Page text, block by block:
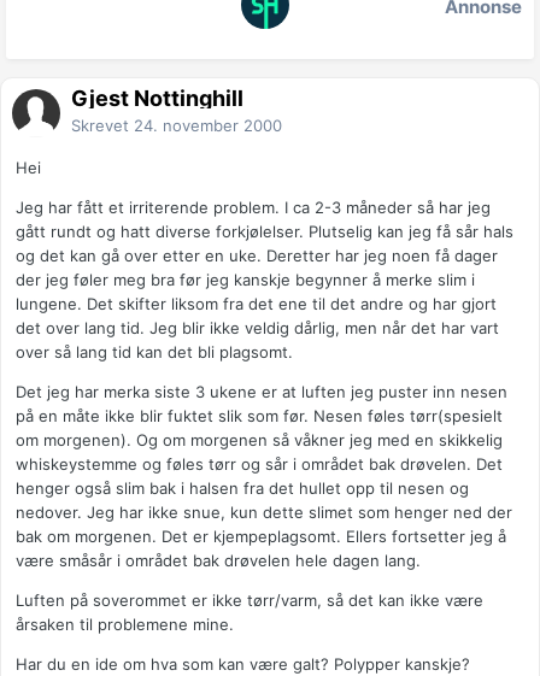
Annonse
Gjest Nottinghill
Skrevet 24. november 2000
Hei
Jeg har fått et irriterende problem. I ca 2-3 måneder så har jeg
gått rundt og hatt diverse forkjølelser. Plutselig kan jeg få sår hals
og det kan gå over etter en uke. Deretter har jeg noen få dager
der jeg føler meg bra før jeg kanskje begynner å merke slim i
lungene. Det skifter liksom fra det ene til det andre og har gjort
det over lang tid. Jeg blir ikke veldig dårlig, men når det har vart
over så lang tid kan det bli plagsomt.
Det jeg har merka siste 3 ukene er at luften jeg puster inn nesen
på en måte ikke blir fuktet slik som før. Nesen føles tørr(spesielt
om morgenen). Og om morgenen så våkner jeg med en skikkelig
whiskeystemme og føles tørr og sår i området bak drøvelen. Det
henger også slim bak i halsen fra det hullet opp til nesen og
nedover. Jeg har ikke snue, kun dette slimet som henger ned der
bak om morgenen. Det er kjempeplagsomt. Ellers fortsetter jeg å
være småsår i området bak drøvelen hele dagen lang.
Luften på soverommet er ikke tørr/varm, så det kan ikke være
årsaken til problemene mine.
Har du en ide om hva som kan være galt? Polypper kanskje?